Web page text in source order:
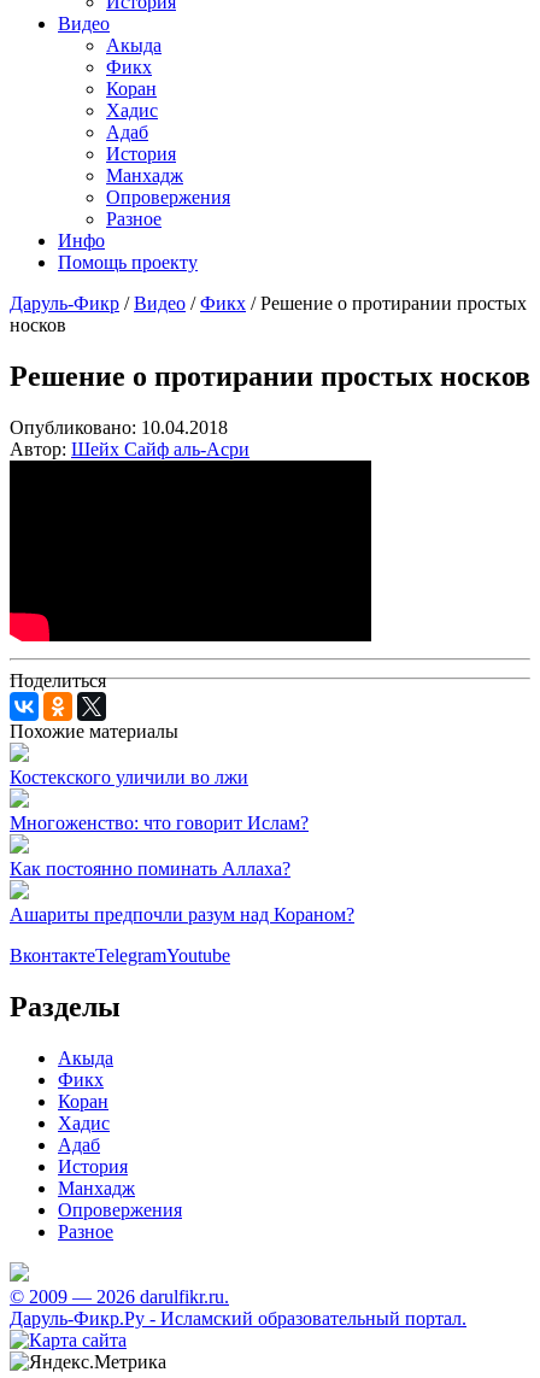
Видео
Акыда
Фикх
Коран
Хадис
Адаб
История
Манхадж
Опровержения
Разное
Инфо
Помощь проекту
Даруль-Фикр /Видео /Фикх /Решение о протирании простых
носков
Решение о протирании простых носков
Опубликовано: 10.04.2018
Автор: Шейх Сайф аль-Асри
Поделиться
Похожие материалы
Костекского уличили во лжи
Многоженство: что говорит Ислам?
Как постоянно поминать Аллаха?
Ашариты предпочли разум над Кораном?
ВконтактеTelegramYoutube
Разделы
Акыда
Фикх
Коран
Хадис
Адаб
История
Манхадж
Опровержения
Разное
© 2009 — 2026 darulfikr.ru.
Даруль-Фикр.Ру - Исламский образовательный портал.